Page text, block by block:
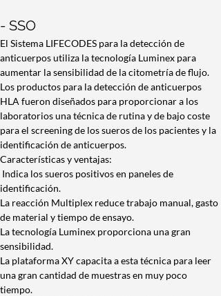
- SSO
El Sistema LIFECODES para la detección de
anticuerpos utiliza la tecnología Luminex para
aumentar la sensibilidad de la citometría de flujo.
Los productos para la detección de anticuerpos
HLA fueron diseñados para proporcionar a los
laboratorios una técnica de rutina y de bajo coste
para el screening de los sueros de los pacientes y la
identificación de anticuerpos.
Características y ventajas:
Indica los sueros positivos en paneles de
identificación.
La reacción Multiplex reduce trabajo manual, gasto
de material y tiempo de ensayo.
La tecnología Luminex proporciona una gran
sensibilidad.
La plataforma XY capacita a esta técnica para leer
una gran cantidad de muestras en muy poco
tiempo.